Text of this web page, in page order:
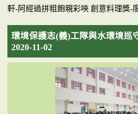
軒-阿經過拼粗飽親彩唊 創意料理獎-
環境保護志(義)工隊與水環境巡
2020-11-02